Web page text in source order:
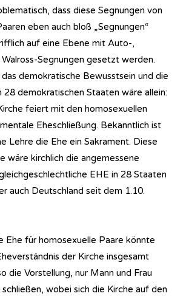
dass diese Segnungen von
eben auch bloß „Segnungen“
auf eine Ebene mit Auto-,
Segnungen gesetzt werden.
demokratische Bewusstsein und die
28 demokratischen Staaten wäre allein:
feiert mit den homosexuellen
Eheschließung. Bekanntlich ist
Lehre die Ehe ein Sakrament. Diese
wäre kirchlich die angemessene
EHE in 28 Staaten
auch Deutschland seit dem 1.10.
Ehe für homosexuelle Paare könnte
der Kirche insgesamt
die Vorstellung, nur Mann und Frau
wobei sich die Kirche auf den